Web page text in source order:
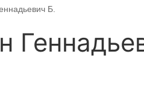
Б.